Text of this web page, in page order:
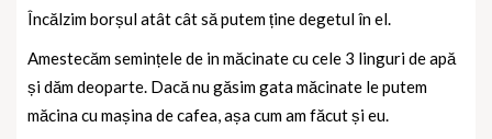
Încălzim borșul atât cât să putem ține degetul în el.
Amestecăm semințele de in măcinate cu cele 3 linguri de apă
și dăm deoparte. Dacă nu găsim gata măcinate le putem
măcina cu mașina de cafea, așa cum am făcut și eu.